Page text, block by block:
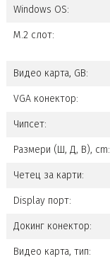
Windows OS:
M.2 слот:
Видео карта, GB:
VGA конектор:
Чипсет:
Размери (Ш, Д, В), cm:
Четец за карти:
Display порт:
Докинг конектор:
Видео карта, тип: